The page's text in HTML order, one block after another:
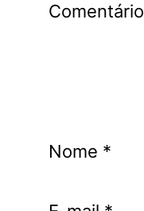
Comentário
Nome *